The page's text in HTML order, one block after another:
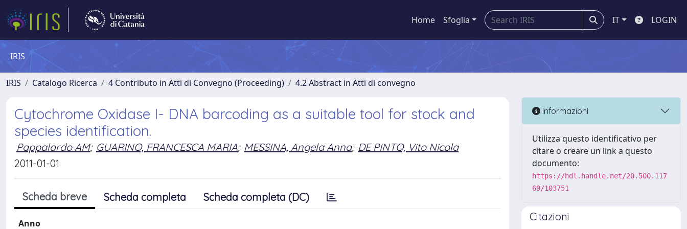
Home Sfoglia IT LOGIN
IRIS
IRIS Catalogo Ricerca 4 Contributo in Atti di Convegno (Proceeding) 4.2 Abstract in Atti di convegno
Cytochrome Oxidase I- DNA barcoding as a suitable tool for stock and
species identification.
Pappalardo AM; GUARINO, FRANCESCA MARIA; MESSINA, Angela Anna; DE PINTO, Vito Nicola
2011-01-01
Scheda breve Scheda completa Scheda completa (DC)
Anno
Informazioni
Utilizza questo identificativo per
citare o creare un link a questo
documento:
https://hdl.handle.net/20.500.117
69/103751
Citazioni